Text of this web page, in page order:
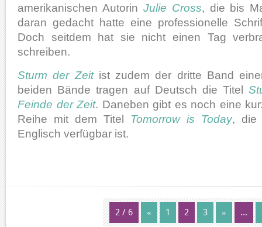
amerikanischen Autorin Julie Cross, die bis
daran gedacht hatte eine professionelle
Doch seitdem hat sie nicht einen Tag
schreiben.
Sturm der Zeitist zudem der dritte Band
beiden Bände tragen auf Deutsch die Titel
Feinde der Zeit. Daneben gibt es noch eine
Reihe mit dem Titel Tomorrow is Today, die
Englisch verfügbar ist.
2 / 6 « 1 2 3 » ...